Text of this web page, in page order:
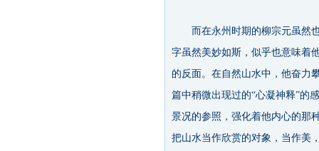
而在永州时期的柳宗元虽然也
字虽然美妙如斯，似乎也意味着
的反面。在自然山水中，他奋力
篇中稍微出现过的“心凝神释”的
景况的参照，强化着他内心的那
把山水当作欣赏的对象，当作美